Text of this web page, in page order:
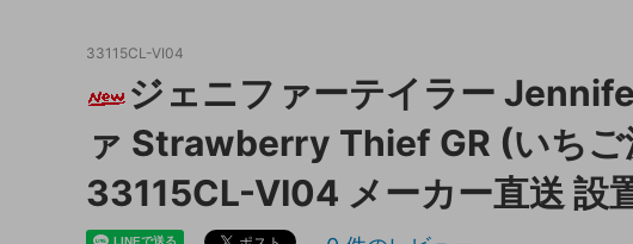
キッチン収納
ガーデニング雑貨 ライト・照明
天板保護マット
33115CL-VI04
ジェニファーテイラー
ァ Strawberry Thief GR (いちご
33115CL-VI04 メーカー直送 設